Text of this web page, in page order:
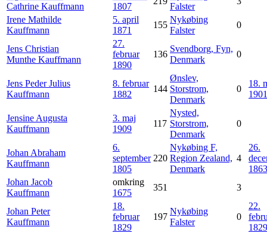
Cathrine Kauffmann
1807
Falster
Irene Mathilde
Kauffmann
5. april
1871
155
Nykøbing
Falster
0
Jens Christian
Munthe Kauffmann
27.
februar
1890
136
Svendborg, Fyn,
Denmark
0
Jens Peder Julius
Kauffmann
8. februar
1882
144
Ønslev,
Storstrom,
Denmark
0
18.
1901
Jensine Augusta
Kauffmann
3. maj
1909
117
Nysted,
Storstrom,
Denmark
0
Johan Abraham
Kauffmann
6.
september
1805
220
Nykøbing F,
Region Zealand,
Denmark
4
26.
1863
Johan Jacob
Kauffmann
omkring
1675
351 3
Johan Peter
Kauffmann
18.
februar
1829
197
Nykøbing
Falster
0
22.
1829